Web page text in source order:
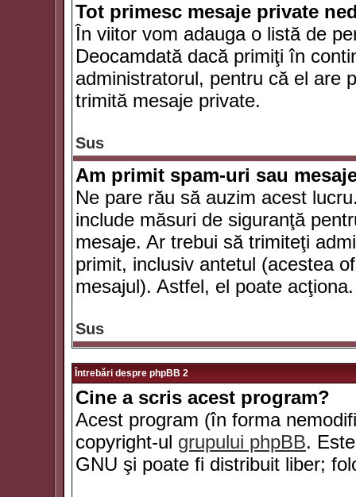
Tot primesc mesaje private
În viitor vom adauga o listă de
Deocamdată dacă primiţi în
administratorul, pentru că el are
trimită mesaje private.
Sus
Am primit spam-uri sau
Ne pare rău să auzim acest
include măsuri de siguranţă
mesaje. Ar trebui să trimiteţi
primit, inclusiv antetul (acestea
mesajul). Astfel, el poate acţiona.
Sus
Întrebări despre phpBB 2
Cine a scris acest program?
Acest program (în forma
copyright-ul grupului phpBB.
GNU şi poate fi distribuit liber;